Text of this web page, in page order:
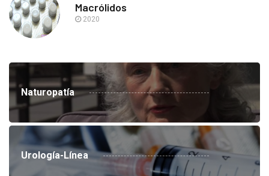
Macrólidos
2020
Naturopatía
Urología-Línea